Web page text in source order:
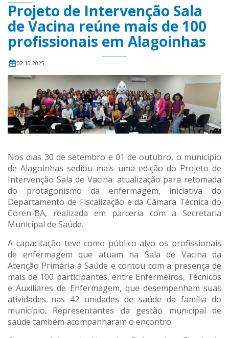
Projeto de Intervenção Sala
de Vacina reúne mais de 100
profissionais em Alagoinhas
02.10.2025
Nos dias 30 de setembro e 01 de outubro, o município
de Alagoinhas sediou mais uma edição do Projeto de
Intervenção Sala de Vacina: atualização para retomada
do protagonismo da enfermagem, iniciativa do
Departamento de Fiscalização e da Câmara Técnica do
Coren-BA, realizada em parceria com a Secretaria
Municipal de Saúde.
A capacitação teve como público-alvo os profissionais
de enfermagem que atuam na Sala de Vacina da
Atenção Primária à Saúde e contou com a presença de
mais de 100 participantes, entre Enfermeiros, Técnicos
e Auxiliares de Enfermagem, que desempenham suas
atividades nas 42 unidades de saúde da família do
município. Representantes da gestão municipal de
saúde também acompanharam o encontro.